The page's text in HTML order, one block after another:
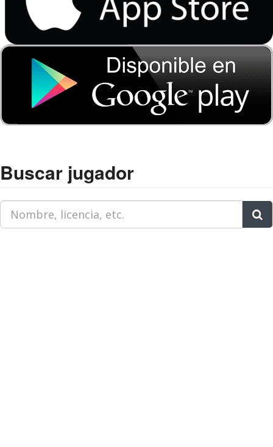
Buscar jugador